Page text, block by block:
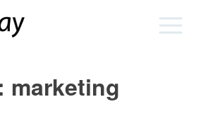
marketing